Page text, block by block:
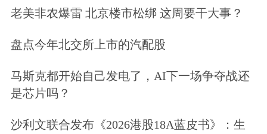
末，桥水基金以上三只产品还分别位列
易方达黄金ETF第二大、第七大、第八
4197.63万份。
也就是说，今年上半年，桥水基金抛售
老美非农爆雷 北京楼市松绑 这周要干大事？
盘点今年北交所上市的汽配股
马斯克都开始自己发电了，AI下一场争夺战还
是芯片吗？
沙利文联合发布《2026港股18A蓝皮书》：生